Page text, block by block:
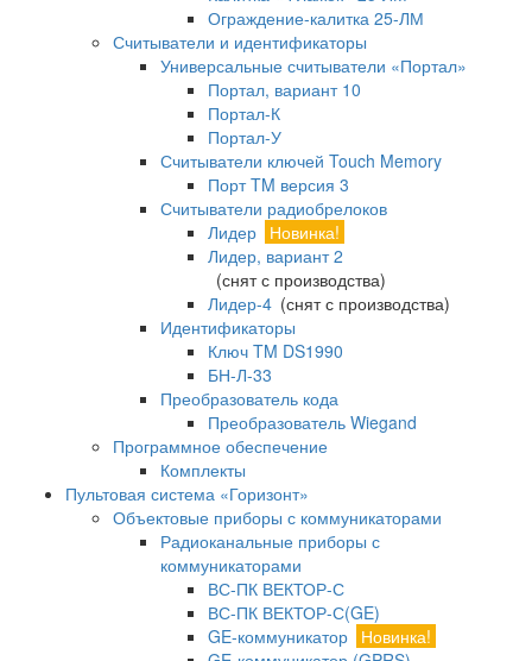
Ограждение-калитка 25-ЛМ
Считыватели и идентификаторы
Универсальные считыватели «Портал»
Портал, вариант 10
Портал-К
Портал-У
Считыватели ключей Touch Memory
Порт TM версия 3
Считыватели радиобрелоков
Лидер Новинка!
Лидер, вариант 2
(снят с производства)
Лидер-4 (снят с производства)
Идентификаторы
Ключ TM DS1990
БН-Л-33
Преобразователь кода
Преобразователь Wiegand
Программное обеспечение
Комплекты
Пультовая система «Горизонт»
Объектовые приборы с коммуникаторами
Радиоканальные приборы с
коммуникаторами
ВС-ПК ВЕКТОР-С
ВС-ПК ВЕКТОР-С(GE)
GE-коммуникатор Новинка!